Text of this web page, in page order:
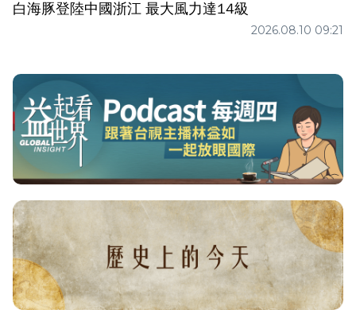
白海豚登陸中國浙江 最大風力達14級
2026.08.10 09:21